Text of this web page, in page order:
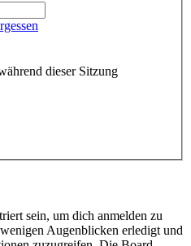
dieser Sitzung
sein, um dich anmelden zu
Augenblicken erledigt und